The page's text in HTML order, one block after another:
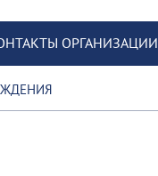
ОРГАНИЗАЦИИ